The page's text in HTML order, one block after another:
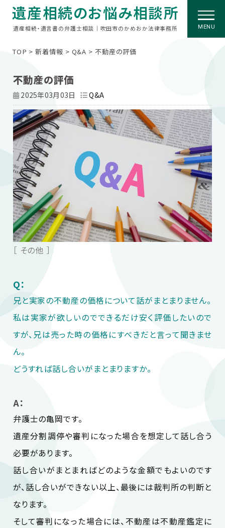
遺産相続のお悩み相談所
遺産相続・遺言書の弁護士相談｜吹田市のかめおか法律事務所 MENU
TOP >新着情報 > Q&A > 不動産の評価
不動産の評価
2025年03月03日 Q&A
［ その他 ］
Q：
兄と実家の不動産の価格について話がまとまりません。
私は実家が欲しいのでできるだけ安く評価したいので
すが、兄は売った時の価格にすべきだと言って聞きませ
ん。
どうすれば話し合いがまとまりますか。
A：
弁護士の亀岡です。
遺産分割調停や審判になった場合を想定して話し合う
必要があります。
話し合いがまとまればどのような金額でもよいのです
が、話し合いができない以上、最後には裁判所の判断と
なります。
そして審判になった場合には、不動産は不動産鑑定に